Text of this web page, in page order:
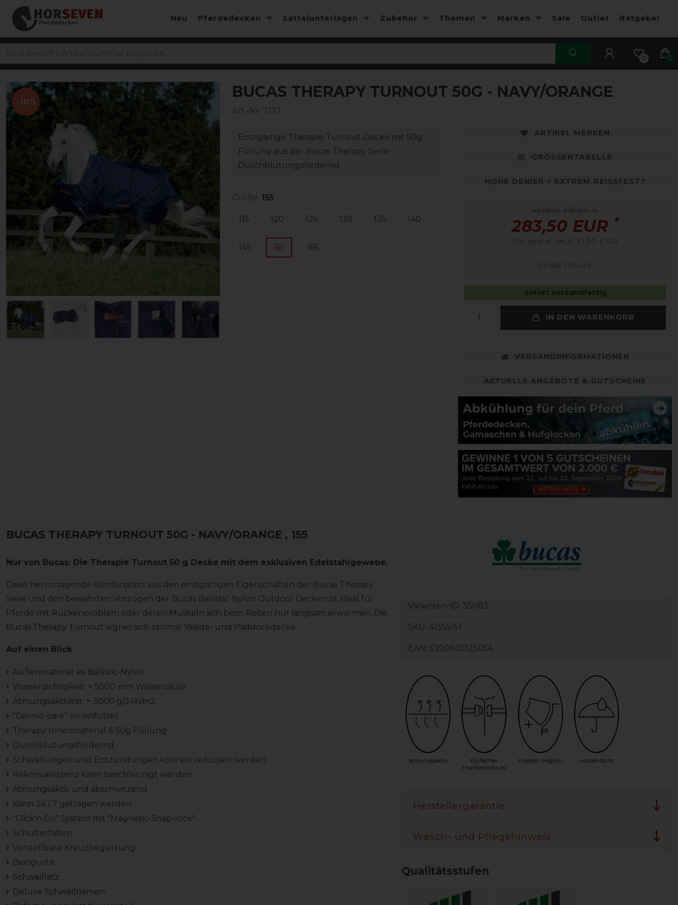
Neu Pferdedecken Sattelunterlagen Zubehör Themen Marken Sale Outlet Ratgeber
0 0
-10%
BUCAS THERAPY TURNOUT 50G - NAVY/ORANGE
Art.-Nr: 7137
Einzigartige Therapie Turnout Decke mit 50g
Füllung aus der Bucas Therapy Serie -
Durchblutungsfördernd
Größe: 155
115 120 125 130 135 140
145 155 165
ARTIKEL MERKEN
GRÖSSENTABELLE
HOHE DENIER = EXTREM REISSFEST?
vorher 315,00 €
283,50 EUR *
Du sparst jetzt 31,50 EUR
Inhalt 1 Stück
sofort versandfertig
IN DEN WARENKORB
VERSANDINFORMATIONEN
AKTUELLE ANGEBOTE & GUTSCHEINE
BUCAS THERAPY TURNOUT 50G - NAVY/ORANGE , 155
Nur von Bucas: Die Therapie Turnout 50 g Decke mit dem exklusiven Edelstahlgewebe.
Diese hervorragende Kombination aus den einzigartigen Eigenschaften der Bucas Therapy
Serie und den bewährten Vorzügen der Bucas Ballistic-Nylon Outdoor Decken ist ideal für
Pferde mit Rückenproblem oder deren Muskeln sich beim Reiten nur langsam erwärmen. Die
Bucas Therapy Turnout eignet sich optimal Weide- und Paddockdecke.
Auf einen Blick
Außenmaterial ais Ballistic-Nylon
Wasserdichtigkeit: > 5000 mm Wassersäule
Atmungsaktivität: > 3000 g/24h/m2
"Dermo-care" Innenfutter
Therapy Innenmaterial & 50g Füllung
Durchblutungsfördernd
Schwellungen und Entzündungen können reduziert werden
Rekonvaleszenz kann beschleunigt werden
Atmungsaktiv und abschwitzend
Kann 24 / 7 getragen werden
"Click'n Go" System mit "Magnetic-Snap-lock"
Schulterfalten
Verstellbare Kreuzbegurtung
Beingurte
Schweiflatz
Deluxe Schweifriemen
Varianten-ID: 35083
SKU: 41355-51
EAN: 5390930125054
atmungsaktiv
Einfacher
Frontverschluss
Halsteil möglich wasserdicht
Herstellergarantie
Wasch- und Pflegehinweis
Qualitätsstufen